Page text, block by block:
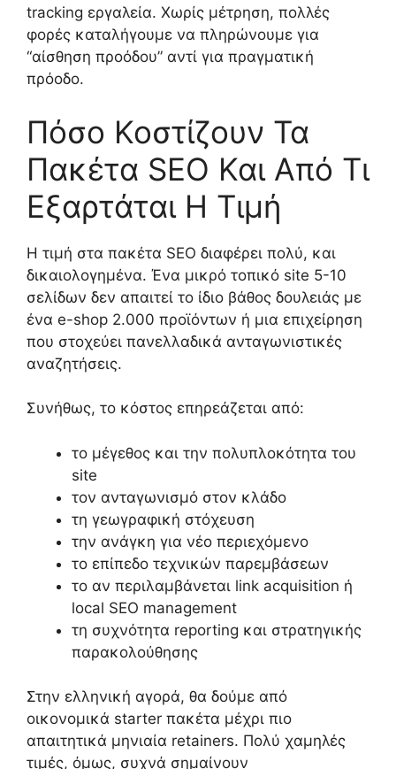
tracking εργαλεία. Χωρίς μέτρηση, πολλές
φορές καταλήγουμε να πληρώνουμε για
“αίσθηση προόδου” αντί για πραγματική
πρόοδο.
Πόσο Κοστίζουν Τα
Πακέτα SEO Και Από Τι
Εξαρτάται Η Τιμή
Η τιμή στα πακέτα SEO διαφέρει πολύ, και
δικαιολογημένα. Ένα μικρό τοπικό site 5-10
σελίδων δεν απαιτεί το ίδιο βάθος δουλειάς με
ένα e-shop 2.000 προϊόντων ή μια επιχείρηση
που στοχεύει πανελλαδικά ανταγωνιστικές
αναζητήσεις.
Συνήθως, το κόστος επηρεάζεται από:
το μέγεθος και την πολυπλοκότητα του
site
τον ανταγωνισμό στον κλάδο
τη γεωγραφική στόχευση
την ανάγκη για νέο περιεχόμενο
το επίπεδο τεχνικών παρεμβάσεων
το αν περιλαμβάνεται link acquisition ή
local SEO management
τη συχνότητα reporting και στρατηγικής
παρακολούθησης
Στην ελληνική αγορά, θα δούμε από
οικονομικά starter πακέτα μέχρι πιο
απαιτητικά μηνιαία retainers. Πολύ χαμηλές
τιμές, όμως, συχνά σημαίνουν